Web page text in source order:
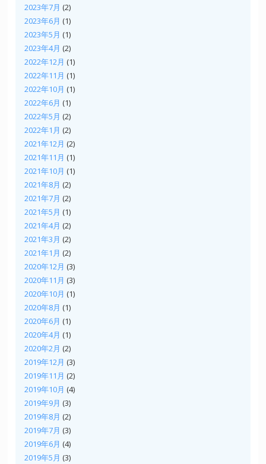
2023年7月 (2)
2023年6月 (1)
2023年5月 (1)
2023年4月 (2)
2022年12月 (1)
2022年11月 (1)
2022年10月 (1)
2022年6月 (1)
2022年5月 (2)
2022年1月 (2)
2021年12月 (2)
2021年11月 (1)
2021年10月 (1)
2021年8月 (2)
2021年7月 (2)
2021年5月 (1)
2021年4月 (2)
2021年3月 (2)
2021年1月 (2)
2020年12月 (3)
2020年11月 (3)
2020年10月 (1)
2020年8月 (1)
2020年6月 (1)
2020年4月 (1)
2020年2月 (2)
2019年12月 (3)
2019年11月 (2)
2019年10月 (4)
2019年9月 (3)
2019年8月 (2)
2019年7月 (3)
2019年6月 (4)
2019年5月 (3)